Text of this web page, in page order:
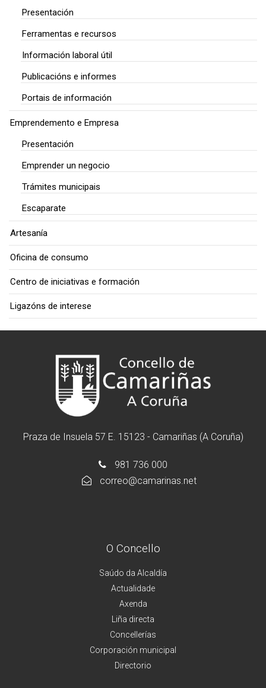
Presentación
Ferramentas e recursos
Información laboral útil
Publicacións e informes
Portais de información
Emprendemento e Empresa
Presentación
Emprender un negocio
Trámites municipais
Escaparate
Artesanía
Oficina de consumo
Centro de iniciativas e formación
Ligazóns de interese
Praza de Insuela 57 E. 15123 - Camariñas (A Coruña)
981 736 000
correo@camarinas.net
O Concello
Saúdo da Alcaldía
Actualidade
Axenda
Liña directa
Concellerías
Corporación municipal
Directorio